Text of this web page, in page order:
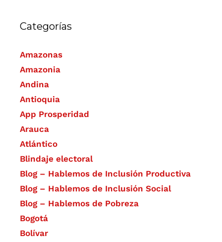
Categorías
Amazonas
Amazonia
Andina
Antioquia
App Prosperidad
Arauca
Atlántico
Blindaje electoral
Blog – Hablemos de Inclusión Productiva
Blog – Hablemos de Inclusión Social
Blog – Hablemos de Pobreza
Bogotá
Bolívar